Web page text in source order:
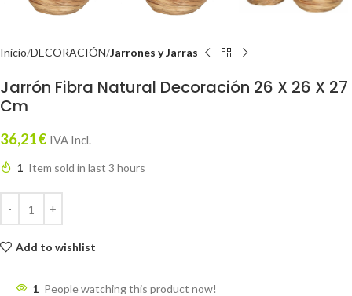
Inicio DECORACIÓN Jarrones y Jarras
Jarrón Fibra Natural Decoración 26 X 26 X 27
Cm
36,21€ IVA Incl.
1 Item sold in last 3 hours
Add to wishlist
1 People watching this product now!